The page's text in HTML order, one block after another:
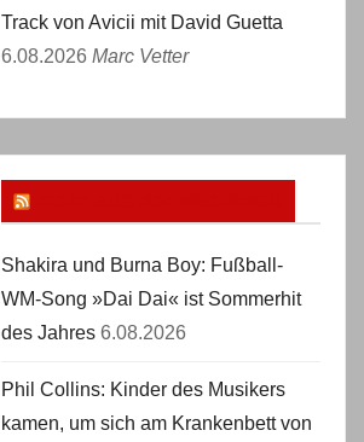
Track von Avicii mit David Guetta
6.08.2026 Marc Vetter
Shakira und Burna Boy: Fußball-
WM-Song »Dai Dai« ist Sommerhit
des Jahres 6.08.2026
Phil Collins: Kinder des Musikers
kamen, um sich am Krankenbett von